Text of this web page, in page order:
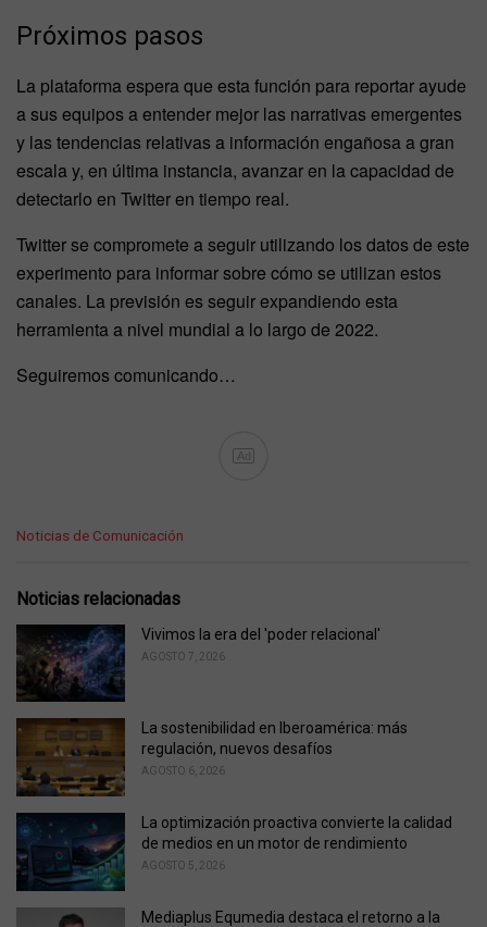
Próximos pasos
La plataforma espera que esta función para reportar ayude
a sus equipos a entender mejor las narrativas emergentes
y las tendencias relativas a información engañosa a gran
escala y, en última instancia, avanzar en la capacidad de
detectarlo en Twitter en tiempo real.
Twitter se compromete a seguir utilizando los datos de este
experimento para informar sobre cómo se utilizan estos
canales. La previsión es seguir expandiendo esta
herramienta a nivel mundial a lo largo de 2022.
Seguiremos comunicando…
Ad
C
e
r
e
Noticias de Comunicación
Noticias relacionadas
Vivimos la era del 'poder relacional'
AGOSTO 7, 2026
La sostenibilidad en Iberoamérica: más
regulación, nuevos desafíos
AGOSTO 6, 2026
La optimización proactiva convierte la calidad
de medios en un motor de rendimiento
AGOSTO 5, 2026
Mediaplus Equmedia destaca el retorno a la